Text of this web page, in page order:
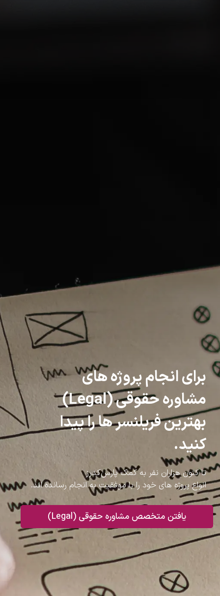
برای انجام پروژه های
مشاوره حقوقی (Legal)
بهترین فریلنسر ها را پیدا
کنید.
تا کنون هزاران نفر به کمک پارس‌کدرز
انواع پروژه های خود را با موفقیت به انجام رسانده اند.
یافتن متخصص مشاوره حقوقی (Legal)